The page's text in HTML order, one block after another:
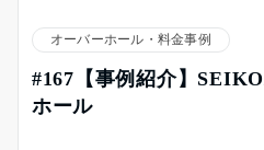
オーバーホール・料金事例
#167【事例紹介】
ホール